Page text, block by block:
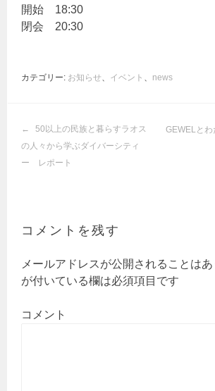
開始 18:30
閉会 20:30
カテゴリー: お知らせ、 イベント 、 news
投
稿
ナ
シ
ン
50以上の民族と暮らすラオス
の人々から学ぶダイバーシティ
ー レポート
GEWELとわ
コメントを残す
メールアドレスが公開されることはあ
が付いている欄は必須項目です
コメント